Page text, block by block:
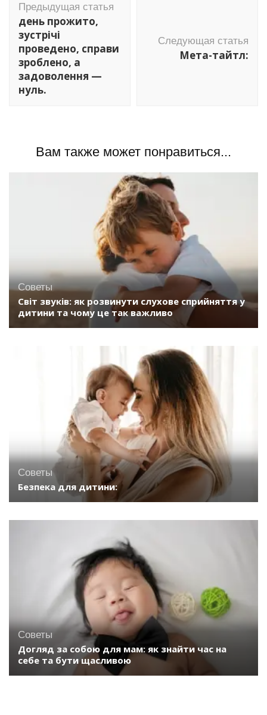
по
записям
Предыдущая статья
день прожито,
зустрічі
проведено, справи
зроблено, а
задоволення —
нуль.
Следующая статья
Мета-тайтл:
Вам также может понравиться...
Советы
Світ звуків: як розвинути слухове сприйняття у
дитини та чому це так важливо
Советы
Безпека для дитини:
Советы
Догляд за собою для мам: як знайти час на
себе та бути щасливою